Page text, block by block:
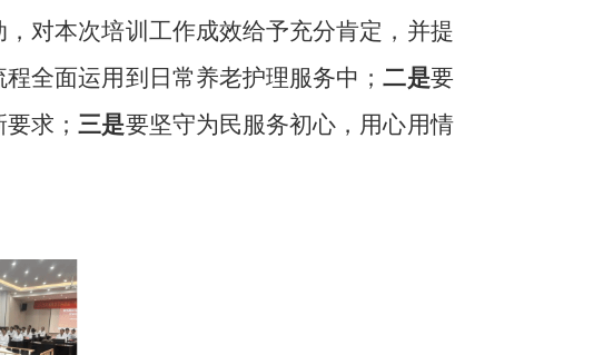
对本次培训工作成效给予充分肯定，并提
全面运用到日常养老护理服务中；二是要
要求；三是要坚守为民服务初心，用心用情